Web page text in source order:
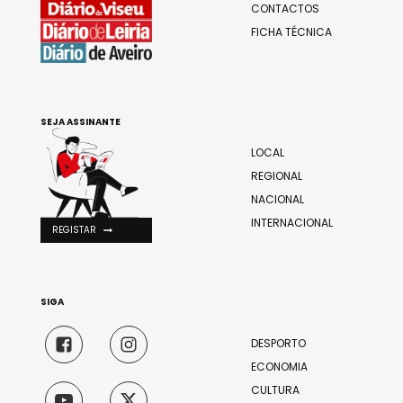
CONTACTOS
FICHA TÉCNICA
LOCAL
REGIONAL
NACIONAL
INTERNACIONAL
DESPORTO
ECONOMIA
CULTURA
SEJA ASSINANTE
REGISTAR
SIGA